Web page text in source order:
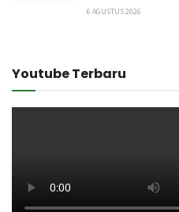
6 AGUSTUS 2026
Youtube Terbaru